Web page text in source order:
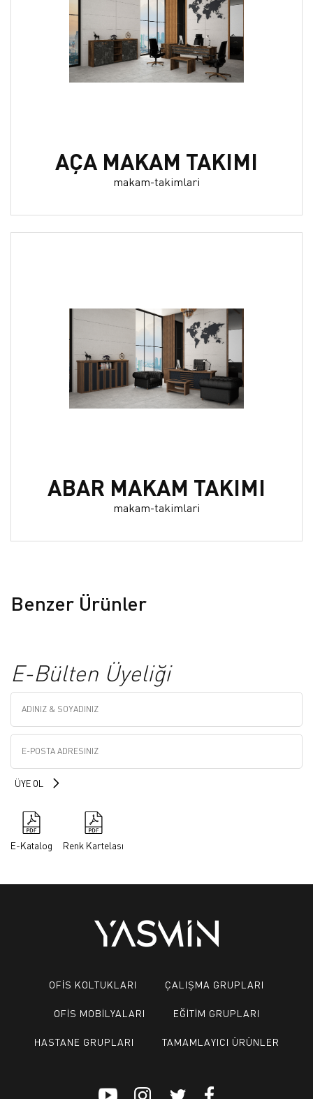
AÇA MAKAM TAKIMI
makam-takimlari
ABAR MAKAM TAKIMI
makam-takimlari
Benzer Ürünler
E-Bülten Üyeliği
E-Katalog Renk Kartelası
OFİS KOLTUKLARI ÇALIŞMA GRUPLARI
OFİS MOBİLYALARI EĞİTİM GRUPLARI
HASTANE GRUPLARI TAMAMLAYICI ÜRÜNLER